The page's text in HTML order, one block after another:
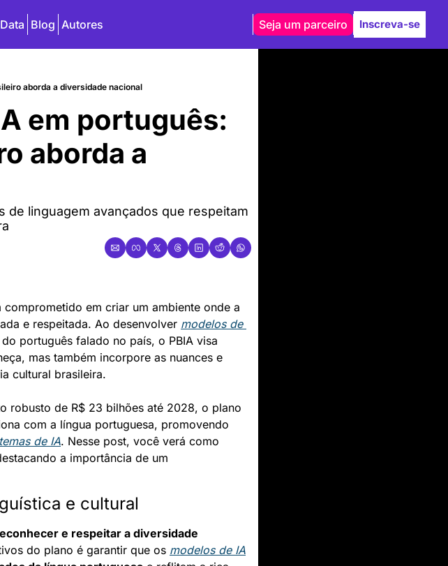
Blog Autores Seja um parceiro Inscreva-se
aborda a diversidade nacional
em português:
aborda a
de linguagem avançados que respeitam
e respeitada. Ao desenvolver modelos de
português falado no país, o PBIA visa
mas também incorpore as nuances e
cultural brasileira.
robusto de R$ 23 bilhões até 2028, o plano
de IA. Nesse post, você verá como
a importância de um
e cultural
e respeitar a diversidade
do plano é garantir que os modelos de IA